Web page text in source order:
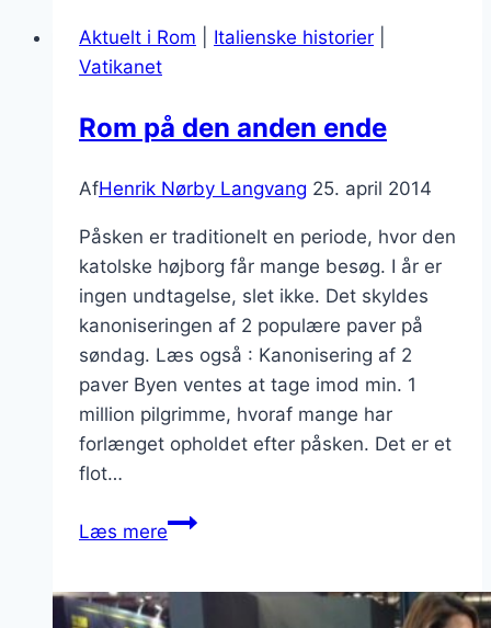
Aktuelt i Rom Italienske historier
Vatikanet
Rom på den anden ende
AfHenrik Nørby Langvang 25. april 2014
Påsken er traditionelt en periode, hvor den
katolske højborg får mange besøg. I år er
ingen undtagelse, slet ikke. Det skyldes
kanoniseringen af 2 populære paver på
søndag. Læs også : Kanonisering af 2
paver Byen ventes at tage imod min. 1
million pilgrimme, hvoraf mange har
forlænget opholdet efter påsken. Det er et
flot…
Læs mereRom
anden